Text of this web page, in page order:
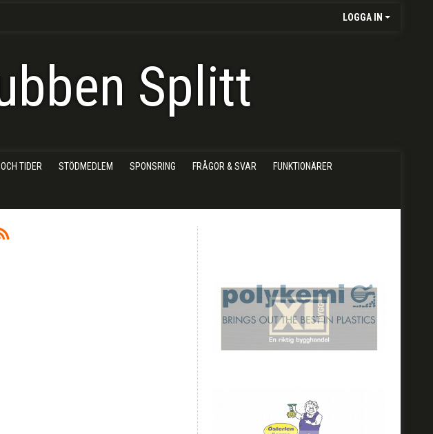
LOGGA IN
Splitt
TIDER STÖDMEDLEM SPONSRING FRÅGOR & SVAR FUNKTIONÄRER